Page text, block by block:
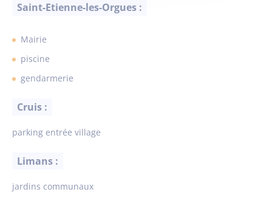
Saint-Etienne-les-Orgues :
Mairie
piscine
gendarmerie
Cruis :
parking entrée village
Limans :
jardins communaux